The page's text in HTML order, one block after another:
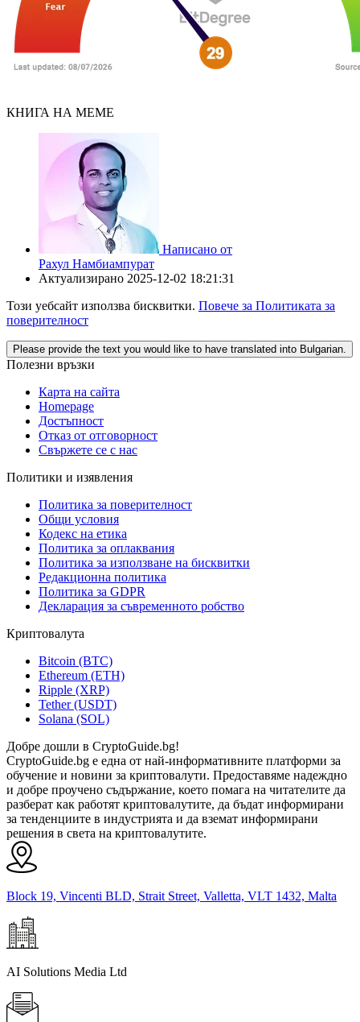
КНИГА НА МЕМЕ
Написано от
Рахул Намбиампурат
Актуализирано 2025-12-02 18:21:31
Този уебсайт използва бисквитки. Повече за Политиката за
поверителност
Please provide the text you would like to have translated into Bulgarian.
Полезни връзки
Карта на сайта
Homepage
Достъпност
Отказ от отговорност
Свържете се с нас
Политики и изявления
Политика за поверителност
Общи условия
Кодекс на етика
Политика за оплаквания
Политика за използване на бисквитки
Редакционна политика
Политика за GDPR
Декларация за съвременното робство
Криптовалута
Bitcoin (BTC)
Ethereum (ETH)
Ripple (XRP)
Tether (USDT)
Solana (SOL)
Добре дошли в CryptoGuide.bg!
CryptoGuide.bg е една от най-информативните платформи за
обучение и новини за криптовалути. Предоставяме надеждно
и добре проучено съдържание, което помага на читателите да
разберат как работят криптовалутите, да бъдат информирани
за тенденциите в индустрията и да вземат информирани
решения в света на криптовалутите.
Block 19, Vincenti BLD, Strait Street, Valletta, VLT 1432, Malta
AI Solutions Media Ltd